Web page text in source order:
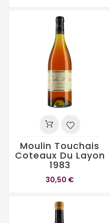
Moulin Touchais
Coteaux Du Layon
1983
30,50 €